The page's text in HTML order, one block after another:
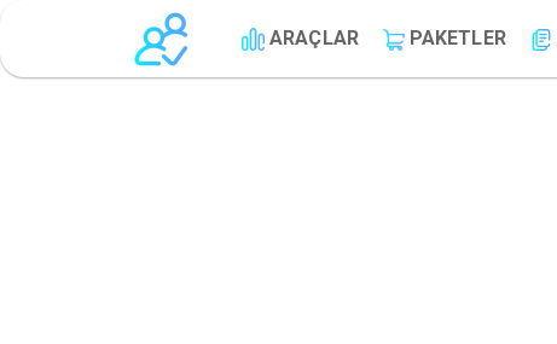
ARAÇLAR PAKETLER